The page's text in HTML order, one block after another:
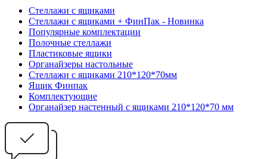
Стеллажи с ящиками
Стеллажи с ящиками + ФинПак - Новинка
Популярные комплектации
Полочные стеллажи
Пластиковые ящики
Органайзеры настольные
Стеллажи с ящиками 210*120*70мм
Ящик Финпак
Комплектующие
Органайзер настенный с ящиками 210*120*70 мм